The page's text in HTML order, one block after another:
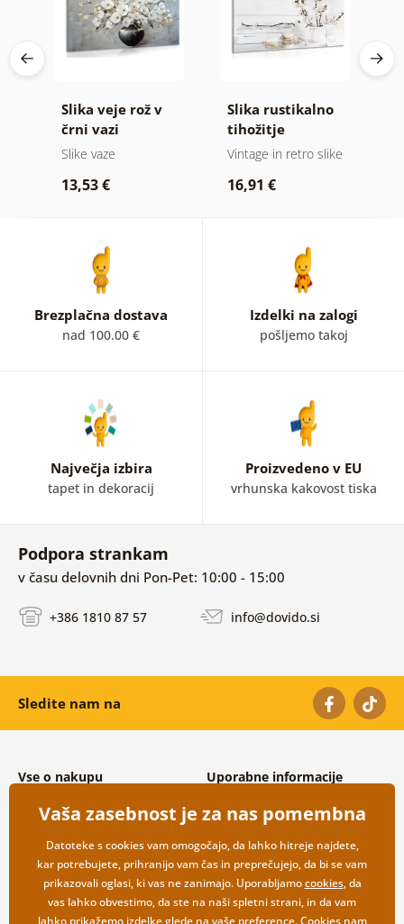
Slika veje rož v
črni vazi
Slike vaze
13,53 €
Slika rustikalno
tihožitje
Vintage in retro slike
16,91 €
Brezplačna dostava
nad 100.00 €
Izdelki na zalogi
pošljemo takoj
Največja izbira
tapet in dekoracij
Proizvedeno v EU
vrhunska kakovost tiska
Podpora strankam
v času delovnih dni Pon-Pet: 10:00 - 15:00
+386 1810 87 57 info@dovido.si
Sledite nam na
Vse o nakupu
Splošni in reklamacijski pogoji
Varovanje osebnih podatkov
Možnosti dostave in plačila
Vračilo blaga
Uporabne informacije
Pogosto zastavljena vprašanja
Kontakti
Veleprodaja
Vaša zasebnost je za nas pomembna
Datoteke s cookies vam omogočajo, da lahko hitreje najdete,
kar potrebujete, prihranijo vam čas in preprečujejo, da bi se vam
prikazovali oglasi, ki vas ne zanimajo. Uporabljamocookies, da
vas lahko obvestimo, da ste na naši spletni strani, in da vam
lahko prikažemo izdelke glede na vaše preference. Cookies nam